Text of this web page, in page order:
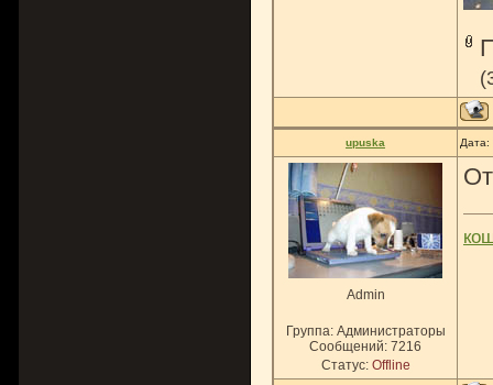
upuska Дата:
Admin
Группа: Администраторы
Сообщений: 7216
Статус: Offline